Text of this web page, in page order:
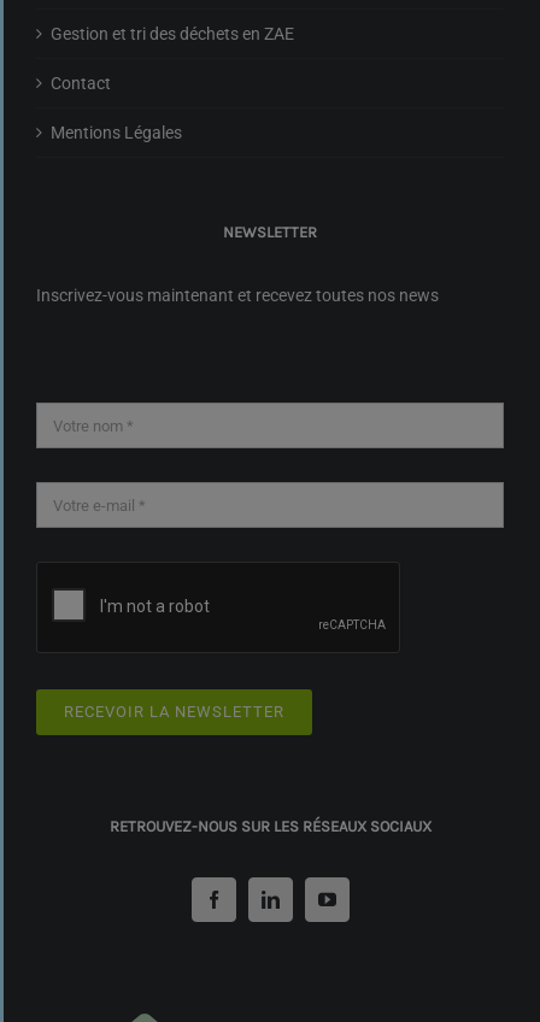
Gestion et tri des déchets en ZAE
Contact
Mentions Légales
NEWSLETTER
Inscrivez-vous maintenant et recevez toutes nos news
RECEVOIR LA NEWSLETTER
RETROUVEZ-NOUS SUR LES RÉSEAUX SOCIAUX